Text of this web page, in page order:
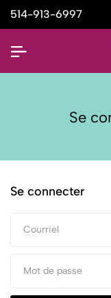
514-913-6997
Se
Se connecter